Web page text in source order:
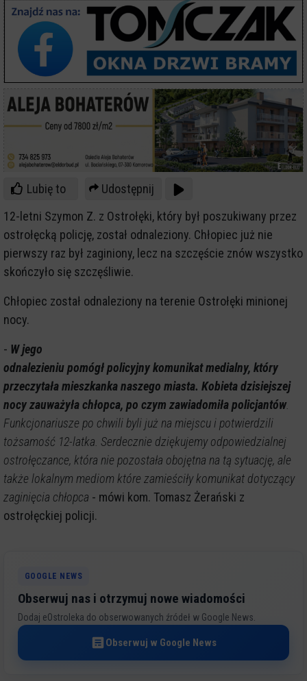
Lubię to
Udostępnij
12-letni Szymon Z. z Ostrołęki, który był poszukiwany przez
ostrołęcką policję, został odnaleziony. Chłopiec już nie
pierwszy raz był zaginiony, lecz na szczęście znów wszystko
skończyło się szczęśliwie.
Chłopiec został odnaleziony na terenie Ostrołęki minionej
nocy.
- W jego
odnalezieniu pomógł policyjny komunikat medialny, który
przeczytała mieszkanka naszego miasta. Kobieta dzisiejszej
nocy zauważyła chłopca, po czym zawiadomiła policjantów
Funkcjonariusze po chwili byli już na miejscu i potwierdzili
tożsamość 12-latka. Serdecznie dziękujemy odpowiedzialnej
ostrołęczance, która nie pozostała obojętna na tą sytuację, ale
także lokalnym mediom które zamieściły komunikat dotyczący
zaginięcia chłopca - mówi kom. Tomasz Żerański z
ostrołęckiej policji.
GOOGLE NEWS
Obserwuj nas i otrzymuj nowe wiadomości
Dodaj eOstroleka do obserwowanych źródeł w Google News.
Obserwuj w Google News